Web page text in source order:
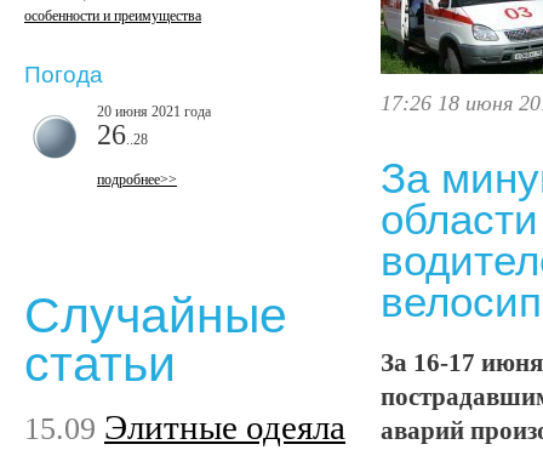
17:26 18 июня
За
За 16-17
аварий
особенности и преимущества
Погода
20 июня 2021 года
26 ..28
подробнее>>
Случайные
статьи
15.09 Элитные одеяла